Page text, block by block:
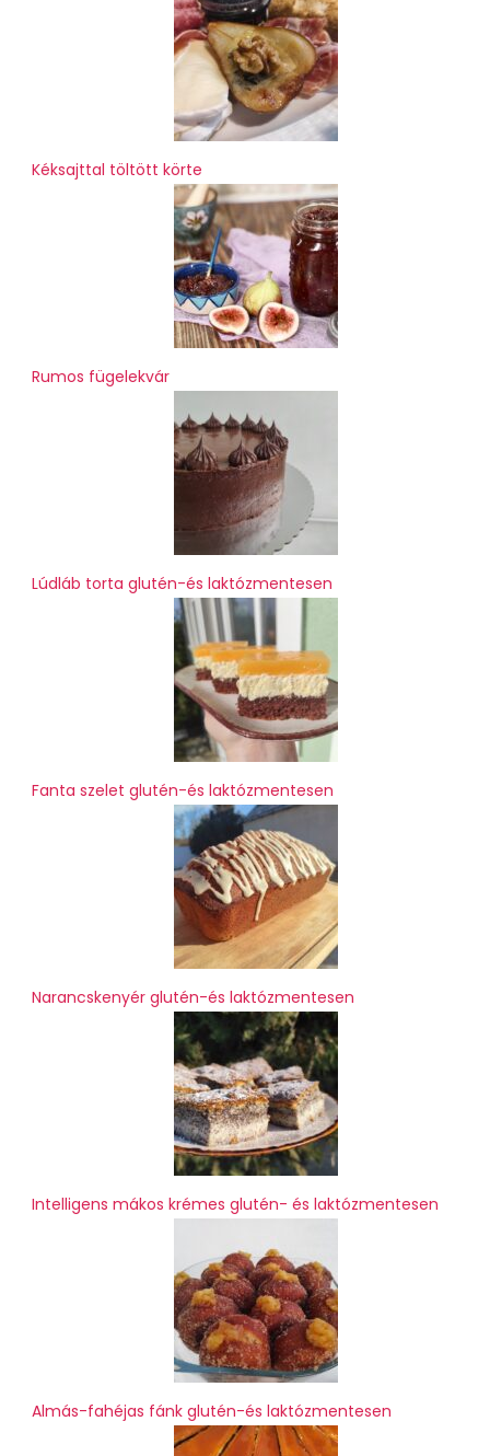
Kéksajttal töltött körte
Rumos fügelekvár
Lúdláb torta glutén-és laktózmentesen
Fanta szelet glutén-és laktózmentesen
Narancskenyér glutén-és laktózmentesen
Intelligens mákos krémes glutén- és laktózmentesen
Almás-fahéjas fánk glutén-és laktózmentesen